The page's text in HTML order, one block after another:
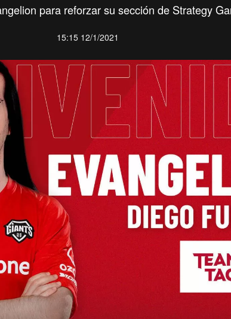
para reforzar su sección de Strategy
15:15 12/1/2021